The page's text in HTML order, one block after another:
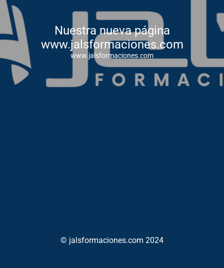
Nuestra nueva página
www.jalsformaciones.com
www.jalsformaciones.com
© jalsformaciones.com 2024